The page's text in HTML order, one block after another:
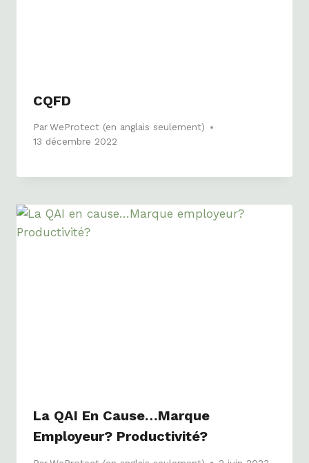
CQFD
ParWeProtect (en anglais seulement)
13 décembre 2022
La QAI En Cause…Marque
Employeur? Productivité?